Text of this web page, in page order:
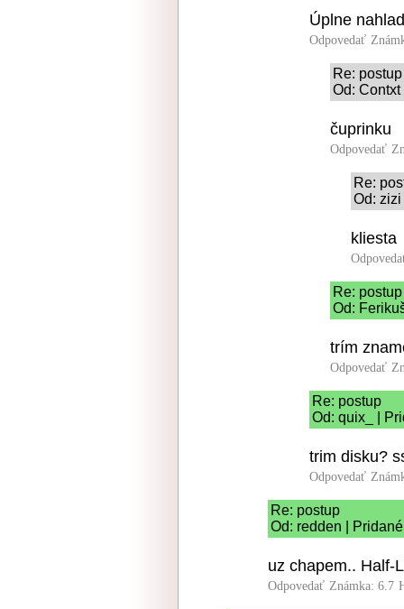
Úplne
Odpovedať
Re: postup
Od:
čuprinku
Odpovedať
Re:
Od:
kliesta
Re: postup
Od:
trím
Odpovedať
Re: postup
Od: quix_ |
trim disku?
Odpovedať
Re: postup
Od: redden |
uz chapem.. Half-
Odpovedať Známka: 6.7